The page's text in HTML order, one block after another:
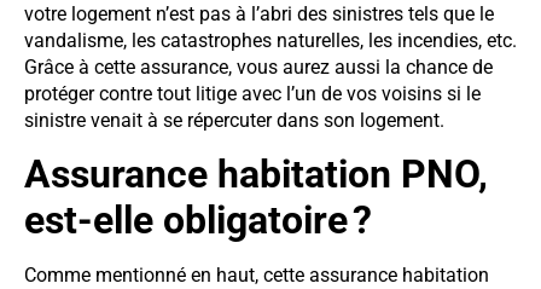
votre logement n’est pas à l’abri des sinistres tels que le
vandalisme, les catastrophes naturelles, les incendies, etc.
Grâce à cette assurance, vous aurez aussi la chance de
protéger contre tout litige avec l’un de vos voisins si le
sinistre venait à se répercuter dans son logement.
Assurance habitation PNO,
est-elle obligatoire ?
Comme mentionné en haut, cette assurance habitation